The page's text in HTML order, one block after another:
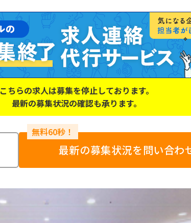
こちらの求人は募集を停止しております。
最新の募集状況の確認も承ります。
最新の募集状況を問い合わ